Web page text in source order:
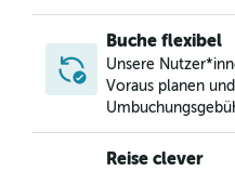
Buche flexibel
Unsere
Voraus planen
Reise clever